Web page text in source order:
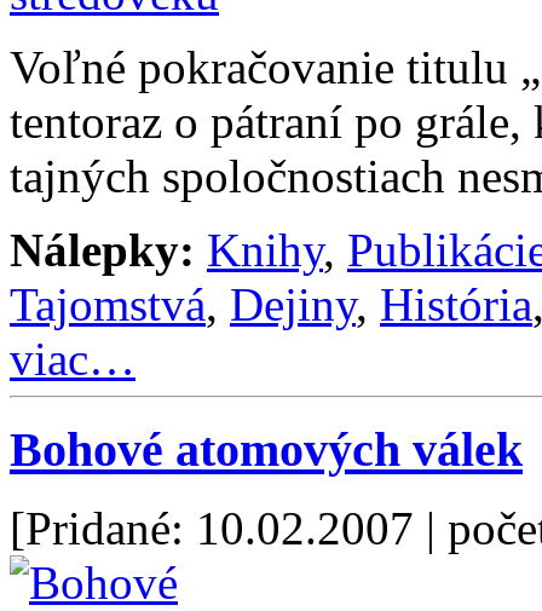
Voľné pokračovanie titulu
tentoraz o pátraní po
tajných spoločnostiach
Nálepky: Knihy,
Tajomstvá, Dejiny, História
viac…
Bohové atomových válek
[Pridané: 10.02.2007 |